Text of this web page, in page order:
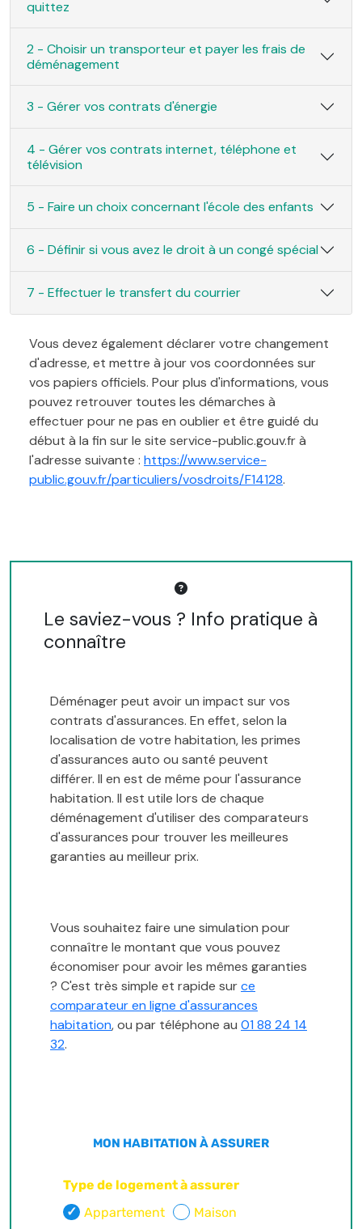
quittez
2 - Choisir un transporteur et payer les frais de
déménagement
3 - Gérer vos contrats d'énergie
4 - Gérer vos contrats internet, téléphone et
télévision
5 - Faire un choix concernant l'école des enfants
6 - Définir si vous avez le droit à un congé spécial
7 - Effectuer le transfert du courrier
Vous devez également déclarer votre changement
d'adresse, et mettre à jour vos coordonnées sur
vos papiers officiels. Pour plus d'informations, vous
pouvez retrouver toutes les démarches à
effectuer pour ne pas en oublier et être guidé du
début à la fin sur le site service-public.gouv.fr à
l'adresse suivante : https://www.service-
public.gouv.fr/particuliers/vosdroits/F14128.
Le saviez-vous ? Info pratique à
connaître
Déménager peut avoir un impact sur vos
contrats d'assurances. En effet, selon la
localisation de votre habitation, les primes
d'assurances auto ou santé peuvent
différer. Il en est de même pour l'assurance
habitation. Il est utile lors de chaque
déménagement d'utiliser des comparateurs
d'assurances pour trouver les meilleures
garanties au meilleur prix.
Vous souhaitez faire une simulation pour
connaître le montant que vous pouvez
économiser pour avoir les mêmes garanties
? C'est très simple et rapide surce
comparateur en ligne d'assurances
habitation, ou par téléphone au 01 88 24 14
32.